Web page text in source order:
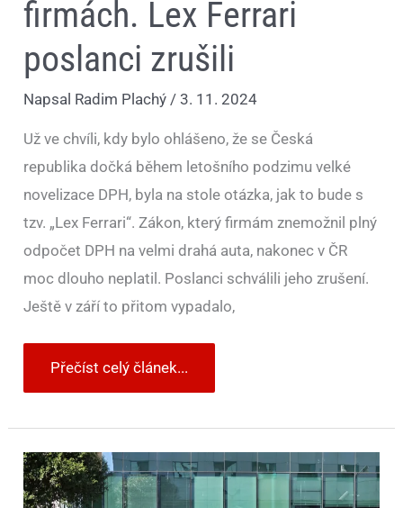
firmách. Lex Ferrari
poslanci zrušili
Napsal Radim Plachý /3. 11. 2024
Už ve chvíli, kdy bylo ohlášeno, že se Česká
republika dočká během letošního podzimu velké
novelizace DPH, byla na stole otázka, jak to bude s
tzv. „Lex Ferrari“. Zákon, který firmám znemožnil plný
odpočet DPH na velmi drahá auta, nakonec v ČR
moc dlouho neplatil. Poslanci schválili jeho zrušení.
Ještě v září to přitom vypadalo,
Přečíst celý článek...
Na
jednom
se
vláda